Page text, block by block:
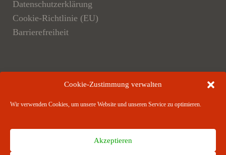
Cookie-Zustimmung verwalten
Wir verwenden Cookies, um unsere Website und unseren Service zu optimieren.
Akzeptieren
Datenschutzerklärung
Cookie-Richtlinie (EU)
Barrierefreiheit